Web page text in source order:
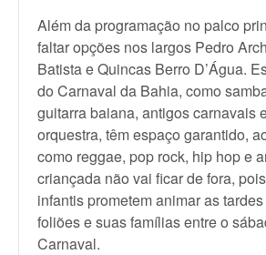
Além da programação no palco
faltar opções nos largos Pedro
Batista e Quincas Berro D’Água.
do Carnaval da Bahia, como
guitarra baiana, antigos carnavais
orquestra, têm espaço garantido,
como reggae, pop rock, hip hop e
criançada não vai ficar de fora,
infantis prometem animar as
foliões e suas famílias entre o
Carnaval.